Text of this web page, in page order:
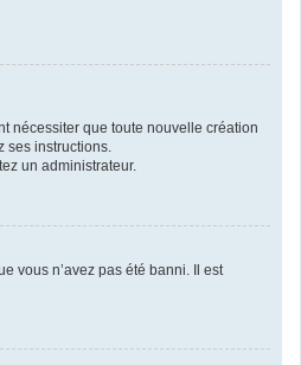
nécessiter que toute nouvelle création
ses instructions.
un administrateur.
vous n’avez pas été banni. Il est